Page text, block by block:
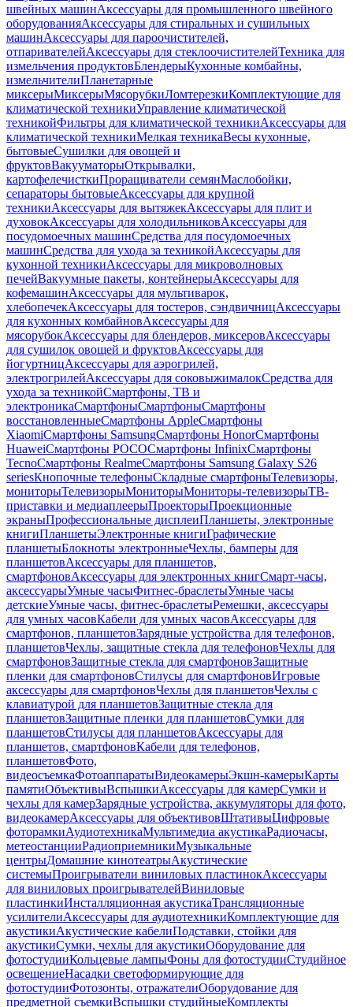
швейных машинАксессуары для промышленного швейного
оборудованияАксессуары для стиральных и сушильных
машинАксессуары для пароочистителей,
отпаривателейАксессуары для стеклоочистителейТехника для
измельчения продуктовБлендерыКухонные комбайны,
измельчителиПланетарные
миксерыМиксерыМясорубкиЛомтерезкиКомплектующие для
климатической техникиУправление климатической
техникойФильтры для климатической техникиАксессуары для
климатической техникиМелкая техникаВесы кухонные,
бытовыеСушилки для овощей и
фруктовВакууматорыОткрывалки,
картофелечисткиПроращиватели семянМаслобойки,
сепараторы бытовыеАксессуары для крупной
техникиАксессуары для вытяжекАксессуары для плит и
духовокАксессуары для холодильниковАксессуары для
посудомоечных машинСредства для посудомоечных
машинСредства для ухода за техникойАксессуары для
кухонной техникиАксессуары для микроволновых
печейВакуумные пакеты, контейнерыАксессуары для
кофемашинАксессуары для мультиварок,
хлебопечекАксессуары для тостеров, сэндвичницАксессуары
для кухонных комбайновАксессуары для
мясорубокАксессуары для блендеров, миксеровАксессуары
для сушилок овощей и фруктовАксессуары для
йогуртницАксессуары для аэрогрилей,
электрогрилейАксессуары для соковыжималокСредства для
ухода за техникойСмартфоны, ТВ и
электроникаСмартфоныСмартфоныСмартфоны
восстановленныеСмартфоны AppleСмартфоны
XiaomiСмартфоны SamsungСмартфоны HonorСмартфоны
HuaweiСмартфоны POCOСмартфоны InfinixСмартфоны
TecnoСмартфоны RealmeСмартфоны Samsung Galaxy S26
seriesКнопочные телефоныСкладные смартфоныТелевизоры,
мониторыТелевизорыМониторыМониторы-телевизорыТВ-
приставки и медиаплеерыПроекторыПроекционные
экраныПрофессиональные дисплеиПланшеты, электронные
книгиПланшетыЭлектронные книгиГрафические
планшетыБлокноты электронныеЧехлы, бамперы для
планшетовАксессуары для планшетов,
смартфоновАксессуары для электронных книгСмарт-часы,
аксессуарыУмные часыФитнес-браслетыУмные часы
детскиеУмные часы, фитнес-браслетыРемешки, аксессуары
для умных часовКабели для умных часовАксессуары для
смартфонов, планшетовЗарядные устройства для телефонов,
планшетовЧехлы, защитные стекла для телефоновЧехлы для
смартфоновЗащитные стекла для смартфоновЗащитные
пленки для смартфоновСтилусы для смартфоновИгровые
аксессуары для смартфоновЧехлы для планшетовЧехлы с
клавиатурой для планшетовЗащитные стекла для
планшетовЗащитные пленки для планшетовСумки для
планшетовСтилусы для планшетовАксессуары для
планшетов, смартфоновКабели для телефонов,
планшетовФото,
видеосъемкаФотоаппаратыВидеокамерыЭкшн-камерыКарты
памятиОбъективыВспышкиАксессуары для камерСумки и
чехлы для камерЗарядные устройства, аккумуляторы для фото,
видеокамерАксессуары для объективовШтативыЦифровые
фоторамкиАудиотехникаМультимедиа акустикаРадиочасы,
метеостанцииРадиоприемникиМузыкальные
центрыДомашние кинотеатрыАкустические
системыПроигрыватели виниловых пластинокАксессуары
для виниловых проигрывателейВиниловые
пластинкиИнсталляционная акустикаТрансляционные
усилителиАксессуары для аудиотехникиКомплектующие для
акустикиАкустические кабелиПодставки, стойки для
акустикиСумки, чехлы для акустикиОборудование для
фотостудииКольцевые лампыФоны для фотостудииСтудийное
освещениеНасадки светоформирующие для
фотостудииФотозонты, отражателиОборудование для
предметной съемкиВспышки студийныеКомплекты